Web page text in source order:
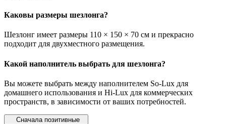
Каковы размеры шезлонга?
Шезлонг имеет размеры 110 × 150 × 70 см и прекрасно
подходит для двухместного размещения.
Какой наполнитель выбрать для шезлонга?
Вы можете выбрать между наполнителем So-Lux для
домашнего использования и Hi-Lux для коммерческих
пространств, в зависимости от ваших потребностей.
Сначала позитивные